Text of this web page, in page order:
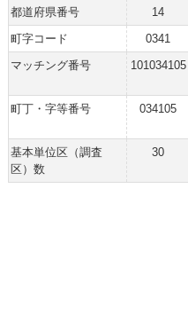
都道府県番号 14
町字コード
0341
マッチング番号
101034105
町丁・字等番号 034105
基本単位区（調査
区）数
30